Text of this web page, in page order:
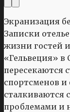
Экранизация
Записки
жизни гостей
«Гельвеция» в
пересекаются
спортсменов
сталкиваются
проблемами и